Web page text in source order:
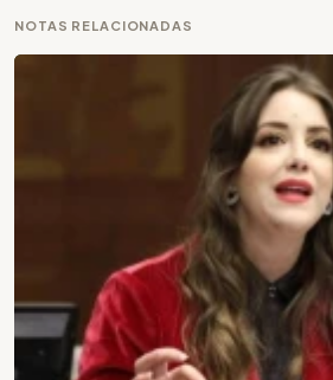
NOTAS RELACIONADAS